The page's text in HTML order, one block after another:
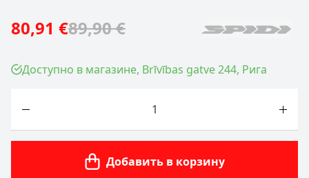
80,91 €89,90 €
Доступно в магазине, Brīvības gatve 244, Рига
Добавить в корзину